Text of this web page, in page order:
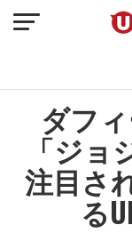
ダフ
「ジ
注目さ
る
モ